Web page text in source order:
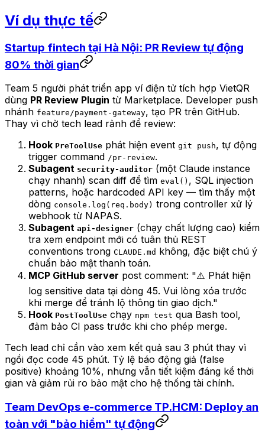
Ví dụ thực tế
Startup fintech tại Hà Nội: PR Review tự động
80% thời gian
Team 5 người phát triển app ví điện tử tích hợp VietQR
dùng PR Review Plugin từ Marketplace. Developer push
nhánh feature/payment-gateway, tạo PR trên GitHub.
Thay vì chờ tech lead rảnh để review:
Hook PreToolUse phát hiện event git push, tự động
trigger command /pr-review.
Subagent security-auditor (một Claude instance
chạy nhanh) scan diff để tìm eval() , SQL injection
patterns, hoặc hardcoded API key — tìm thấy một
dòng console.log(req.body) trong controller xử lý
webhook từ NAPAS.
Subagent api-designer (chạy chất lượng cao) kiểm
tra xem endpoint mới có tuân thủ REST
conventions trong CLAUDE.md không, đặc biệt chú ý
chuẩn bảo mật thanh toán.
MCP GitHub server post comment: "⚠️ Phát hiện
log sensitive data tại dòng 45. Vui lòng xóa trước
khi merge để tránh lộ thông tin giao dịch."
Hook PostToolUse chạy npm test qua Bash tool,
đảm bảo CI pass trước khi cho phép merge.
Tech lead chỉ cần vào xem kết quả sau 3 phút thay vì
ngồi đọc code 45 phút. Tỷ lệ báo động giả (false
positive) khoảng 10%, nhưng vẫn tiết kiệm đáng kể thời
gian và giảm rủi ro bảo mật cho hệ thống tài chính.
Team DevOps e-commerce TP.HCM: Deploy an
toàn với "bảo hiểm" tự động